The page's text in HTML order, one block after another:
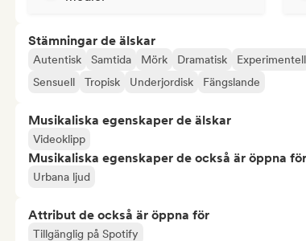
Stämningar de älskar
Autentisk Samtida Mörk Dramatisk Experimentell
Sensuell
Tropisk Underjordisk Fängslande
Musikaliska egenskaper de älskar
Videoklipp
Musikaliska egenskaper de också är öppna för
Urbana ljud
Attribut de också är öppna för
Tillgänglig på Spotify